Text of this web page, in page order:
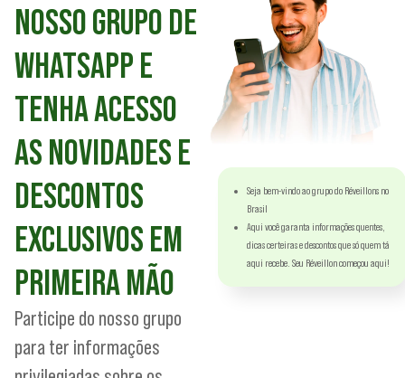
NOSSO GRUPO DE
WHATSAPP E
TENHA ACESSO
AS NOVIDADES E
DESCONTOS
EXCLUSIVOS EM
PRIMEIRA MÃO
Participe do nosso grupo
para ter informações
Seja bem-vindo ao grupo do Réveillons no
Brasil
Aqui você garanta informações quentes,
dicas certeiras e descontos que só quem tá
aqui recebe. Seu Réveillon começou aqui!